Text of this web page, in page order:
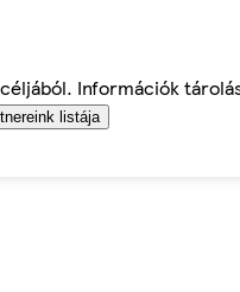
Információk
listája